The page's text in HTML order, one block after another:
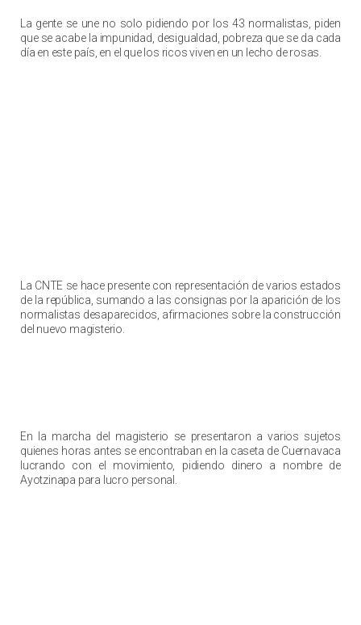
La gente se une no solo pidiendo por los 43 normalistas, piden
que se acabe la impunidad, desigualdad, pobreza que se da cada
día en este país, en el que los ricos viven en un lecho de rosas.
La CNTE se hace presente con representación de varios estados
de la república, sumando a las consignas por la aparición de los
normalistas desaparecidos, afirmaciones sobre la construcción
del nuevo magisterio.
En la marcha del magisterio se presentaron a varios sujetos
quienes horas antes se encontraban en la caseta de Cuernavaca
lucrando con el movimiento, pidiendo dinero a nombre de
Ayotzinapa para lucro personal.